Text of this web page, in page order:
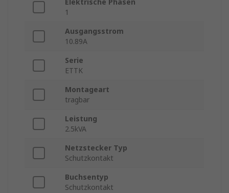
Elektrische Phasen
1
Ausgangsstrom
10.89A
Serie
ETTK
Montageart
tragbar
Leistung
2.5kVA
Netzstecker Typ
Schutzkontakt
Buchsentyp
Schutzkontakt